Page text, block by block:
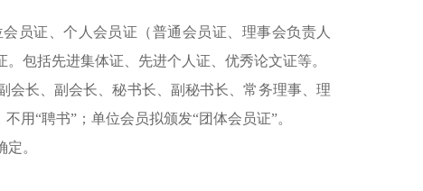
员证、个人会员证（普通会员证、理事会负责人
包括先进集体证、先进个人证、优秀论文证等。
长、副会长、秘书长、副秘书长、常务理事、理
用“聘书”；单位会员拟颁发“团体会员证”。
。